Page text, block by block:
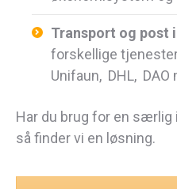
Transport og post
forskellige
Unifaun, DHL, DAO
Har du brug for en særlig
så finder vi en løsning.